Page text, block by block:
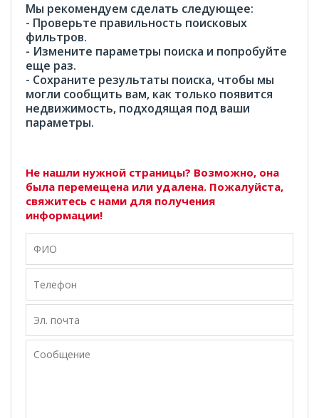
Мы рекомендуем сделать следующее:
- Проверьте правильность поисковых
фильтров.
- Измените параметры поиска и попробуйте
еще раз.
- Сохраните результаты поиска, чтобы мы
могли сообщить вам, как только появится
недвижимость, подходящая под ваши
параметры.
Не нашли нужной страницы? Возможно, она
была перемещена или удалена. Пожалуйста,
свяжитесь с нами для получения
информации!